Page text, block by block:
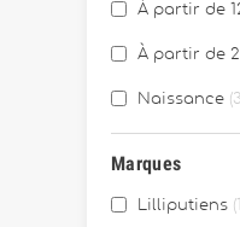
À partir de
À partir de
Naissance 3
Marques
Lilliputiens